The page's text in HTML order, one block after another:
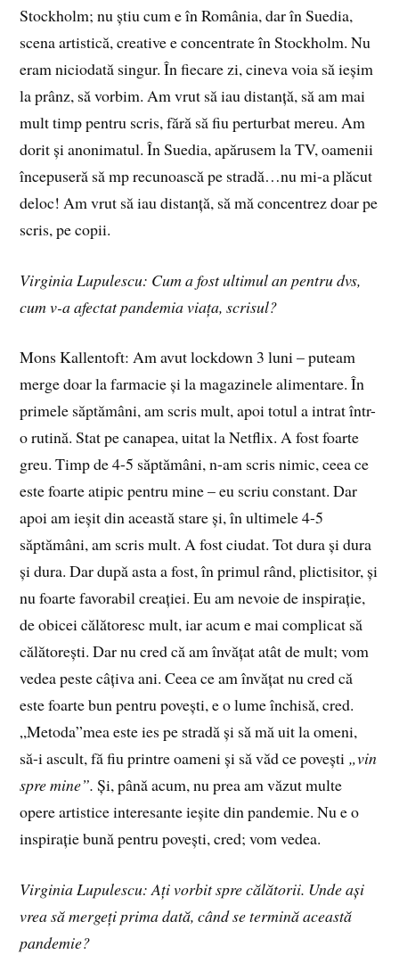
Stockholm; nu știu cum e în România, dar în Suedia,
scena artistică, creative e concentrate în Stockholm. Nu
eram niciodată singur. În fiecare zi, cineva voia să ieșim
la prânz, să vorbim. Am vrut să iau distanță, să am mai
mult timp pentru scris, fără să fiu perturbat mereu. Am
dorit și anonimatul. În Suedia, apărusem la TV, oamenii
începuseră să mp recunoască pe stradă…nu mi-a plăcut
deloc! Am vrut să iau distanță, să mă concentrez doar pe
scris, pe copii.
Virginia Lupulescu: Cum a fost ultimul an pentru dvs,
cum v-a afectat pandemia viața, scrisul?
Mons Kallentoft: Am avut lockdown 3 luni – puteam
merge doar la farmacie și la magazinele alimentare. În
primele săptămâni, am scris mult, apoi totul a intrat într-
o rutină. Stat pe canapea, uitat la Netflix. A fost foarte
greu. Timp de 4-5 săptămâni, n-am scris nimic, ceea ce
este foarte atipic pentru mine – eu scriu constant. Dar
apoi am ieșit din această stare și, în ultimele 4-5
săptămâni, am scris mult. A fost ciudat. Tot dura și dura
și dura. Dar după asta a fost, în primul rând, plictisitor, și
nu foarte favorabil creației. Eu am nevoie de inspirație,
de obicei călătoresc mult, iar acum e mai complicat să
călătorești. Dar nu cred că am învățat atât de mult; vom
vedea peste câțiva ani. Ceea ce am învățat nu cred că
este foarte bun pentru povești, e o lume închisă, cred.
„Metoda”mea este ies pe stradă și să mă uit la omeni,
să-i ascult, fă fiu printre oameni și să văd ce povești „vin
spre mine”. Și, până acum, nu prea am văzut multe
opere artistice interesante ieșite din pandemie. Nu e o
inspirație bună pentru povești, cred; vom vedea.
Virginia Lupulescu: Ați vorbit spre călătorii. Unde ași
vrea să mergeți prima dată, când se termină această
pandemie?